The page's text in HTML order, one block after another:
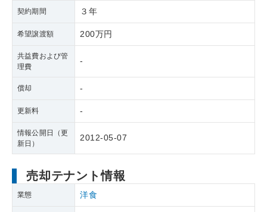
契約期間 ３年
希望譲渡額 200万円
共益費および管
理費
-
償却 -
更新料 -
情報公開日（更
新日）
2012-05-07
売却テナント情報
業態 洋食